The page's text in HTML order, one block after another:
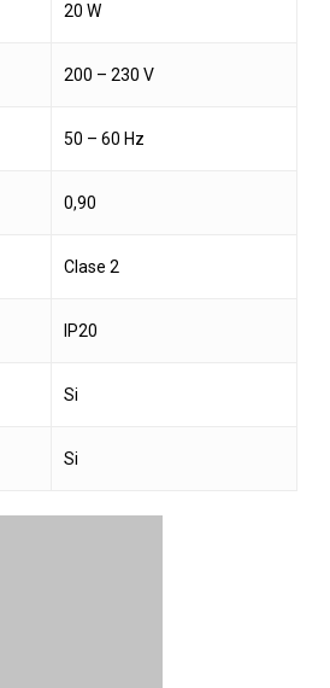
20 W
200 – 230 V
50 – 60 Hz
0,90
Clase 2
IP20
Si
Si